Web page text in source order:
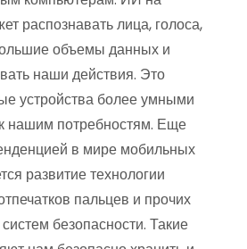
распознавать лица, голоса,
объемы данных и
наши действия. Это
устройства более умными
нашим потребностям. Еще
в мире мобильных
развитие технологии
пальцев и прочих
безопасности. Такие